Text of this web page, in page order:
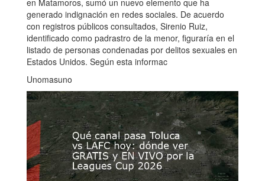
generado indignación en redes sociales. De acuerdo
con registros públicos consultados, Sirenio Ruiz,
identificado como padrastro de la menor, figuraría en el
listado de personas condenadas por delitos sexuales en
Estados Unidos. Según esta informac
Unomasuno